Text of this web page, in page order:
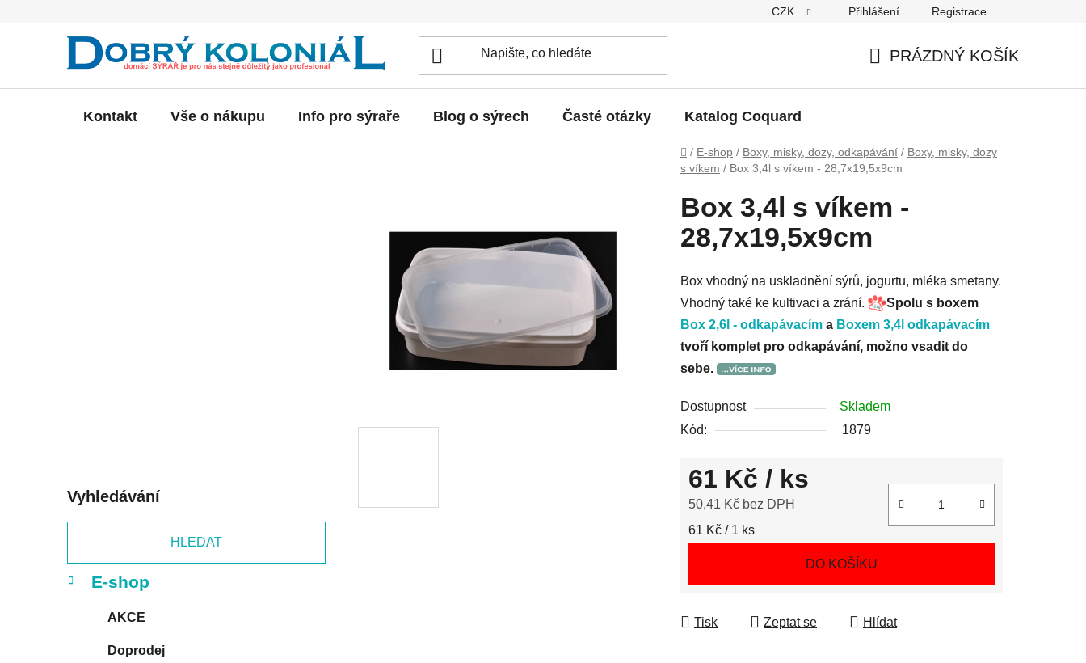
CZK Přihlášení Registrace
PRÁZDNÝ KOŠÍK
Kontakt Vše o nákupu Info pro sýraře Blog o sýrech Časté otázky Katalog Coquard
Domů
/ E-shop / Boxy, misky, dozy, odkapávání / Boxy, misky, dozy
s víkem / Box 3,4l s víkem - 28,7x19,5x9cm
Vyhledávání
HLEDAT
kategorie
K
a
E-shop
AKCE
Doprodej
Box 3,4l s víkem -
28,7x19,5x9cm
Box vhodný na uskladnění sýrů, jogurtu, mléka smetany.
Vhodný také ke kultivaci a zrání.
Spolu s boxem
Box 2,6l - odkapávacím a Boxem 3,4l odkapávacím
tvoří komplet pro odkapávání, možno vsadit do
sebe.
Dostupnost
Skladem
Kód:
1879
61 Kč / ks
50,41 Kč bez DPH
Měrná cena:
61 Kč / 1 ks
DO KOŠÍKU
Tisk Zeptat se Hlídat